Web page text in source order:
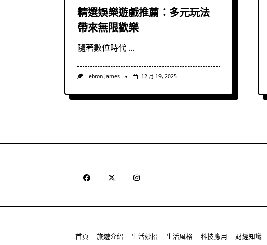
精選娛樂遊戲推薦：多元玩法
帶來無限歡樂
隨著數位時代 ...
Lebron James 12 月 19, 2025
首頁 旅遊介紹 生活妙招 生活風格 科技應用 財經知識